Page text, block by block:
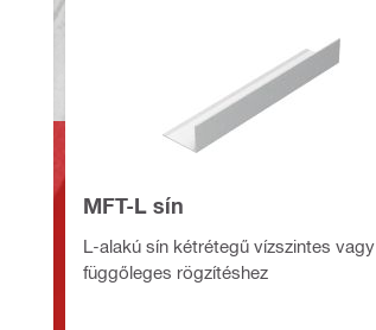
MFT-L sín
L-alakú sín kétrétegű vízszintes vagy
függőleges rögzítéshez